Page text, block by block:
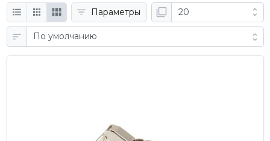
Параметры